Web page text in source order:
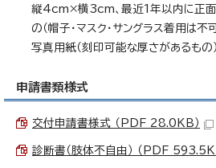
縦4cm×横3cm、最近1年以内に正面
の（帽子・マスク・サングラス着用は不可
写真用紙（刻印可能な厚さがあるもの
申請書類様式
交付申請書様式 （PDF 28.0KB）
診断書（肢体不自由） （PDF